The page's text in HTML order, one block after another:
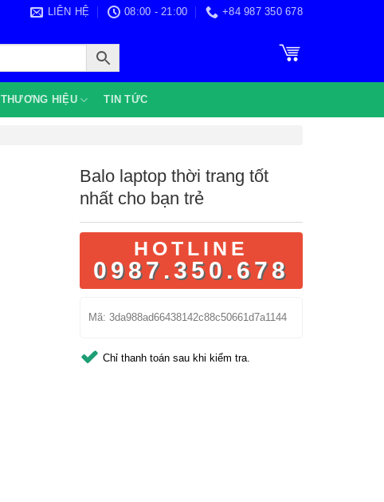
LIÊN HỆ 08:00 - 21:00 +84 987 350 678
THƯƠNG HIỆU TIN TỨC
Balo laptop thời trang tốt
nhất cho bạn trẻ
HOTLINE
0987.350.678
Mã:3da988ad66438142c88c50661d7a1144
Chỉ thanh toán sau khi kiểm tra.